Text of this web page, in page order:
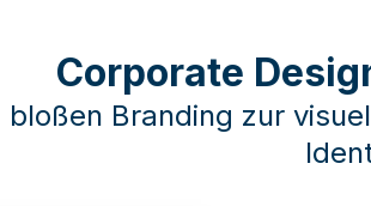
Corporate
bloßen Branding zur